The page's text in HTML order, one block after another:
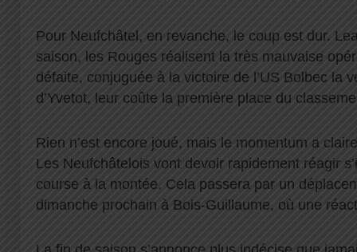
Pour Neufchâtel, en revanche, le coup est dur.
saison, les Rouges réalisent la très mauvaise
défaite, conjuguée à la victoire de l’US Bolbec la
d’Yvetot, leur coûte la première place du
Rien n’est encore joué, mais le momentum a
Les Neufchâtelois vont devoir rapidement réagir
course à la montée. Cela passera par un
dimanche prochain à Bois-Guillaume, où une